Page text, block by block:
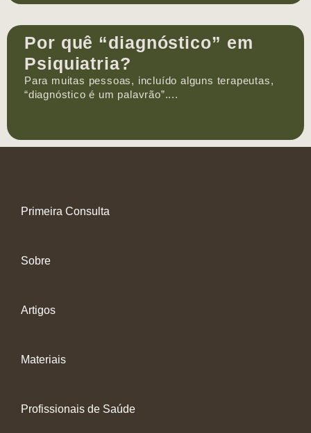
Por quê “diagnóstico” em
Psiquiatria?
Para muitas pessoas, incluído alguns terapeutas,
“diagnóstico é um palavrão”....
Primeira Consulta
Sobre
Artigos
Materiais
Profissionais de Saúde